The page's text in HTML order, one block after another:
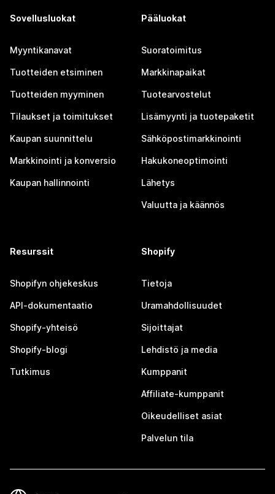
Sovellusluokat
Myyntikanavat
Tuotteiden etsiminen
Tuotteiden myyminen
Tilaukset ja toimitukset
Kaupan suunnittelu
Markkinointi ja konversio
Kaupan hallinnointi
Pääluokat
Suoratoimitus
Markkinapaikat
Tuotearvostelut
Lisämyynti ja tuotepaketit
Sähköpostimarkkinointi
Hakukoneoptimointi
Lähetys
Valuutta ja käännös
Resurssit
Shopifyn ohjekeskus
API-dokumentaatio
Shopify-yhteisö
Shopify-blogi
Tutkimus
Shopify
Tietoja
Uramahdollisuudet
Sijoittajat
Lehdistö ja media
Kumppanit
Affiliate-kumppanit
Oikeudelliset asiat
Palvelun tila